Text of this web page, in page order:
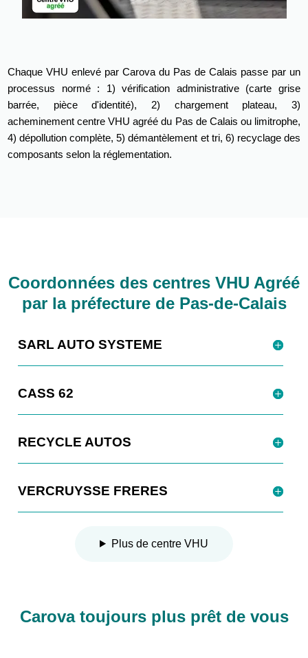
Chaque VHU enlevé par Carova du Pas de Calais passe par un
processus normé : 1) vérification administrative (carte grise
barrée, pièce d'identité), 2) chargement plateau, 3)
acheminement centre VHU agréé du Pas de Calais ou limitrophe,
4) dépollution complète, 5) démantèlement et tri, 6) recyclage des
composants selon la réglementation.
Coordonnées des centres VHU Agréé
par la préfecture de Pas-de-Calais
SARL AUTO SYSTEME
CASS 62
RECYCLE AUTOS
VERCRUYSSE FRERES
Plus de centre VHU
Carova toujours plus prêt de vous